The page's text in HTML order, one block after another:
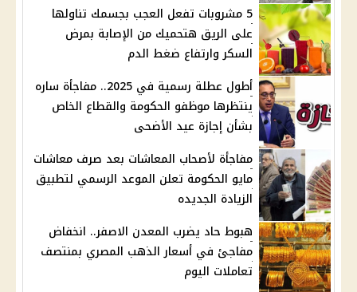
5 مشروبات تفعل العجب بجسمك تناولها
على الريق هتحميك من الإصابة بمرض
السكر وارتفاع ضغط الدم
أطول عطلة رسمية في 2025.. مفاجأة ساره
ينتظرها موظفو الحكومة والقطاع الخاص
بشأن إجازة عيد الأضحى
مفاجأة لأصحاب المعاشات بعد صرف معاشات
مايو الحكومة تعلن الموعد الرسمي لتطبيق
الزيادة الجديده
هبوط حاد يضرب المعدن الاصفر.. انخفاض
مفاجئ في أسعار الذهب المصري بمنتصف
تعاملات اليوم